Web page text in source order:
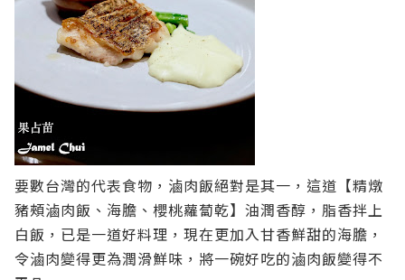
要數台灣的代表食物，滷肉飯絕對是其一，這道【精燉
豬頰滷肉飯、海膽、櫻桃蘿蔔乾】油潤香醇，脂香拌上
白飯，已是一道好料理，現在更加入甘香鮮甜的海膽，
令滷肉變得更為潤滑鮮味，將一碗好吃的滷肉飯變得不